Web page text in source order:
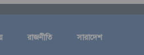
রাজনীতি সারাদেশ